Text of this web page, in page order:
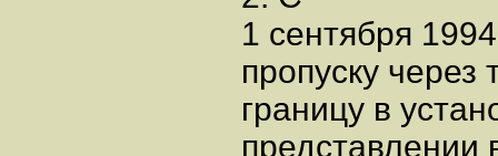
1 сентября
пропуску
границу в
представлении